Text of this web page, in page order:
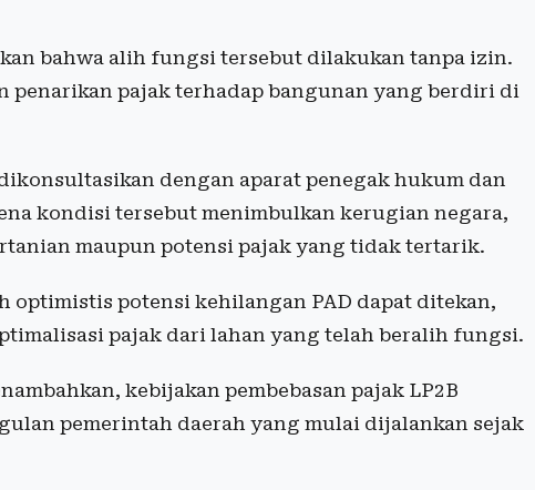
bahwa alih fungsi tersebut dilakukan tanpa izin.
penarikan pajak terhadap bangunan yang berdiri di
dengan aparat penegak hukum dan
kondisi tersebut menimbulkan kerugian negara,
maupun potensi pajak yang tidak tertarik.
optimistis potensi kehilangan PAD dapat ditekan,
pajak dari lahan yang telah beralih fungsi.
kebijakan pembebasan pajak LP2B
pemerintah daerah yang mulai dijalankan sejak